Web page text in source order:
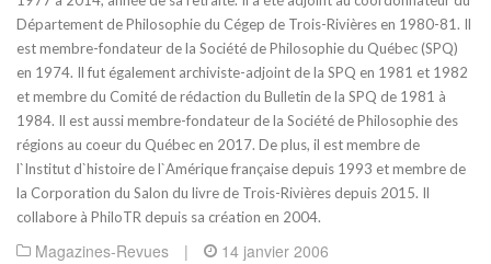
Département de Philosophie du Cégep de Trois-Rivières en 1980-81. Il
est membre-fondateur de la Société de Philosophie du Québec (SPQ)
en 1974. Il fut également archiviste-adjoint de la SPQ en 1981 et 1982
et membre du Comité de rédaction du Bulletin de la SPQ de 1981 à
1984. Il est aussi membre-fondateur de la Société de Philosophie des
régions au coeur du Québec en 2017. De plus, il est membre de
l`Institut d`histoire de l`Amérique française depuis 1993 et membre de
la Corporation du Salon du livre de Trois-Rivières depuis 2015. Il
collabore à PhiloTR depuis sa création en 2004.
Magazines-Revues | 14 janvier 2006